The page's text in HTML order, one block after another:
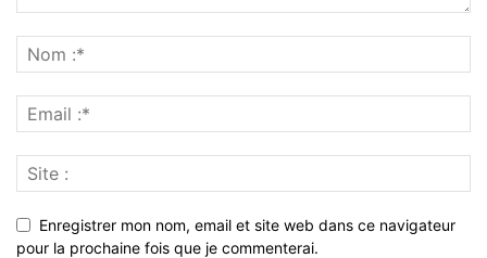
Enregistrer mon nom, email et site web dans ce navigateur
pour la prochaine fois que je commenterai.